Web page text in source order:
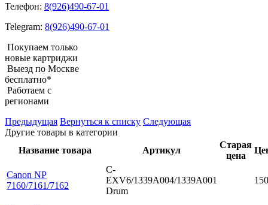
Телефон: 8(926)490-67-01
Telegram: 8(926)490-67-01
Покупаем только
новые картриджи
Выезд по Москве
бесплатно*
Работаем с
регионами
Предыдущая Вернуться к списку Следующая
Другие товары в категории
Название товара
Артикул
Старая
цена
Canon NP
7160/7161/7162
C-
EXV6/1339A004/1339A001
Drum